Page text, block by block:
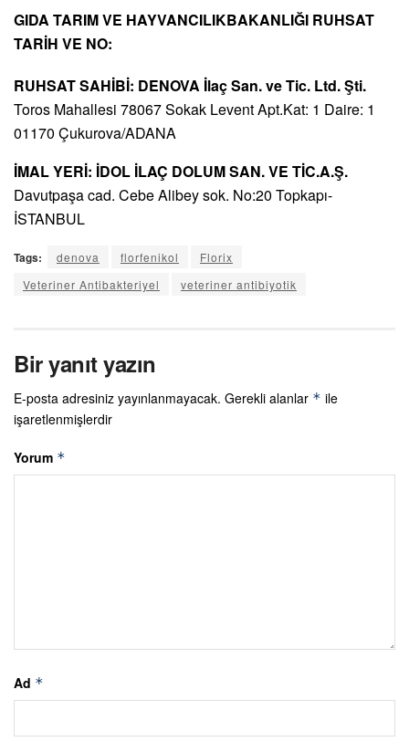
GIDA TARIM VE HAYVANCILIKBAKANLIĞI RUHSAT
TARİH VE NO:
RUHSAT SAHİBİ: DENOVA İlaç San. ve Tic. Ltd. Şti.
Toros Mahallesi 78067 Sokak Levent Apt.Kat: 1 Daire: 1
01170 Çukurova/ADANA
İMAL YERİ: İDOL İLAÇ DOLUM SAN. VE TİC.A.Ş.
Davutpaşa cad. Cebe Alibey sok. No:20 Topkapı-
İSTANBUL
Tags: denova florfenikol
Florix
Veteriner Antibakteriyel
veteriner antibiyotik
Bir yanıt yazın
E-posta adresiniz yayınlanmayacak. Gerekli alanlar * ile
işaretlenmişlerdir
Yorum *
Ad *